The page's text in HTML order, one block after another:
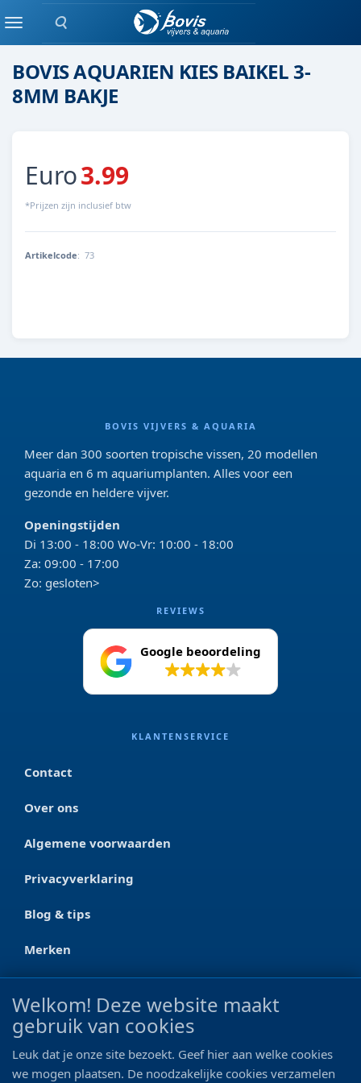
Zoeken
MenuSteen
BOVIS AQUARIEN KIES BAIKEL 3-
8MM BAKJE
Euro3.99
*Prijzen zijn inclusief btw
Artikelcode: 73
BOVIS VIJVERS & AQUARIA
Meer dan 300 soorten tropische vissen, 20 modellen
aquaria en 6 m aquariumplanten. Alles voor een
gezonde en heldere vijver.
Openingstijden
Di 13:00 - 18:00 Wo-Vr: 10:00 - 18:00
Za: 09:00 - 17:00
Zo: gesloten>
REVIEWS
Google beoordeling
KLANTENSERVICE
Contact
Over ons
Algemene voorwaarden
Privacyverklaring
Blog & tips
Merken
CONTACT
Ootmarsumseweg 125a
0546 - 622 990
Welkom! Deze website maakt
gebruik van cookies
Leuk dat je onze site bezoekt. Geef hier aan welke cookies
we mogen plaatsen. De noodzakelijke cookies verzamelen